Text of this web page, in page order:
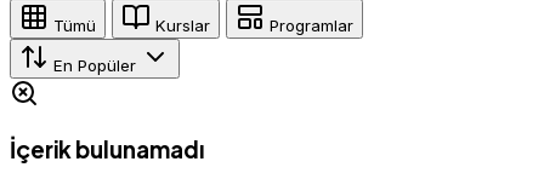
Tümü Kurslar Programlar
En Popüler
İçerik bulunamadı